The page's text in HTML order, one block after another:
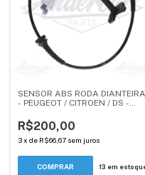
SENSOR ABS RODA DIANTEIRA
- PEUGEOT / CITROEN / DS -
R$200,00
3x de R$66,67 sem juros
13 em